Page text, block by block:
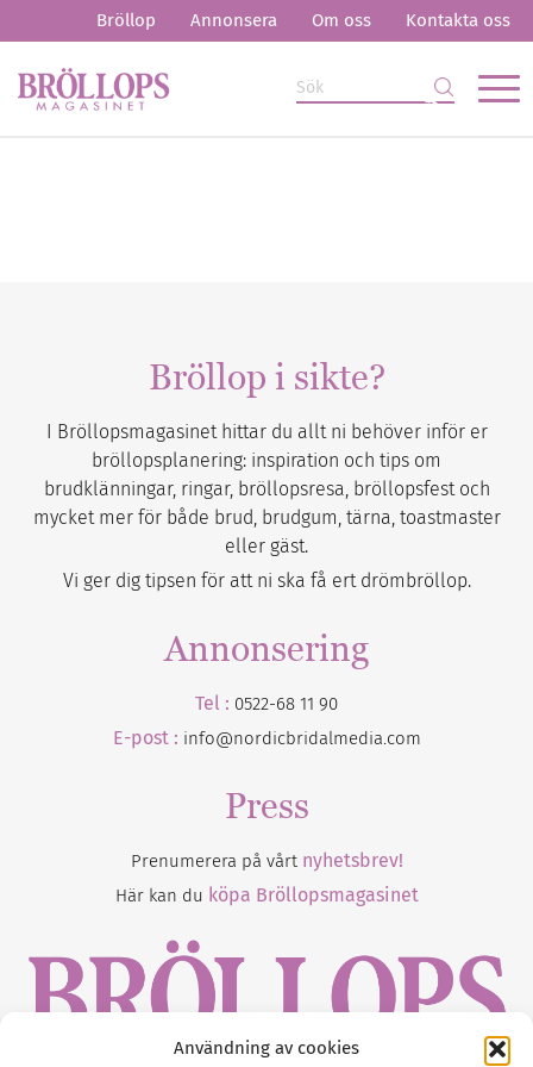
Användning av cookies
Bröllop Annonsera Om oss Kontakta oss
Bröllop i sikte?
I Bröllopsmagasinet hittar du allt ni behöver inför er
bröllopsplanering: inspiration och tips om
brudklänningar, ringar, bröllopsresa, bröllopsfest och
mycket mer för både brud, brudgum, tärna, toastmaster
eller gäst.
Vi ger dig tipsen för att ni ska få ert drömbröllop.
Annonsering
Tel : 0522-68 11 90
E-post : info@nordicbridalmedia.com
Press
Prenumerera på vårt nyhetsbrev!
Här kan du köpa Bröllopsmagasinet